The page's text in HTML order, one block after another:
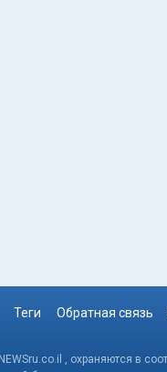
Теги Обратная связь
, охраняются в